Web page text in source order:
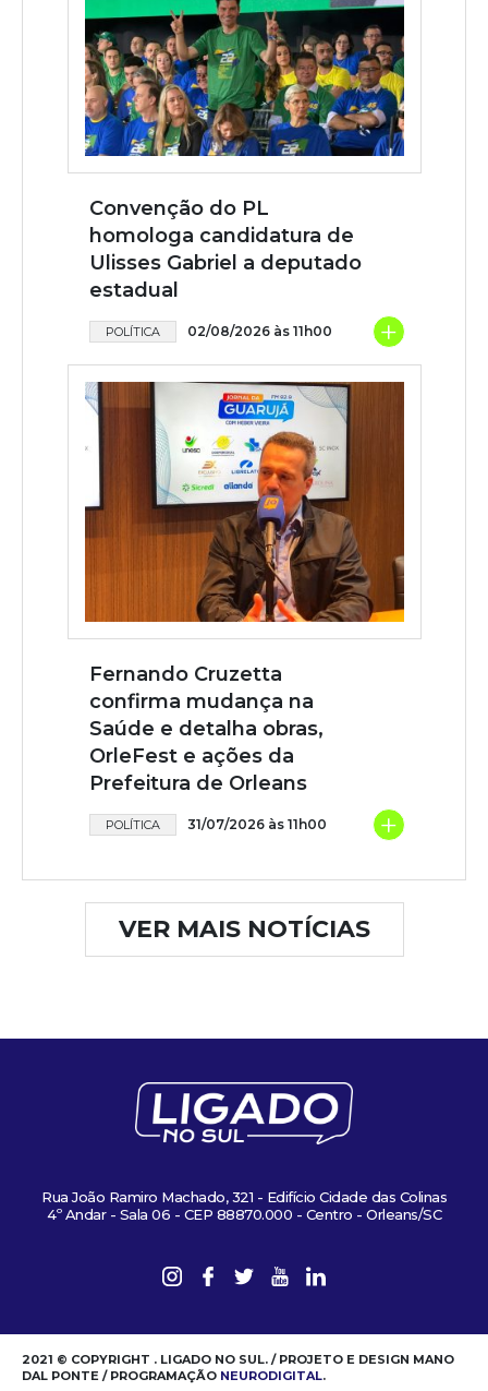
Convenção do PL
homologa candidatura de
Ulisses Gabriel a deputado
estadual
POLÍTICA 02/08/2026 às 11h00 +
Fernando Cruzetta
confirma mudança na
Saúde e detalha obras,
OrleFest e ações da
Prefeitura de Orleans
POLÍTICA 31/07/2026 às 11h00 +
VER MAIS NOTÍCIAS
Rua João Ramiro Machado, 321 - Edifício Cidade das Colinas
4º Andar - Sala 06 - CEP 88870.000 - Centro - Orleans/SC
2021 © COPYRIGHT . LIGADO NO SUL. / PROJETO E DESIGN MANO
DAL PONTE / PROGRAMAÇÃO NEURODIGITAL.